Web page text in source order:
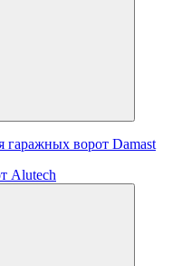
гаражных ворот Damast
Alutech